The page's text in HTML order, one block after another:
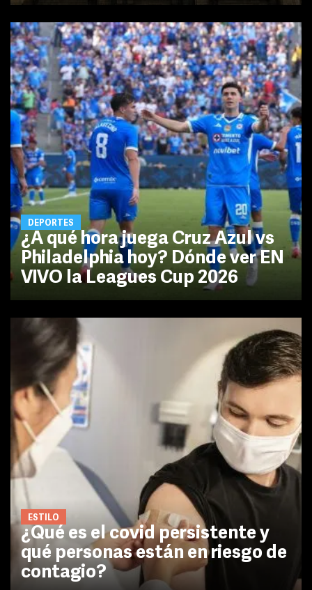
DEPORTES
¿A qué hora juega Cruz Azul vs
Philadelphia hoy? Dónde ver EN
VIVO la Leagues Cup 2026
ESTILO
¿Qué es el covid persistente y
qué personas están en riesgo de
contagio?